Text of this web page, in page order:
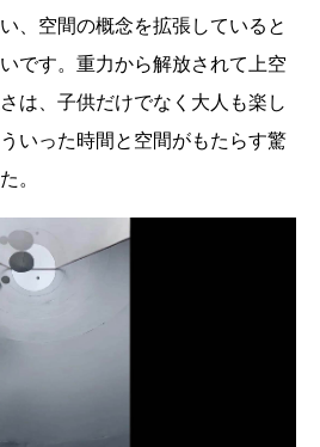
、空間の概念を拡張していると
です。重力から解放されて上空
は、子供だけでなく大人も楽し
いった時間と空間がもたらす驚
。